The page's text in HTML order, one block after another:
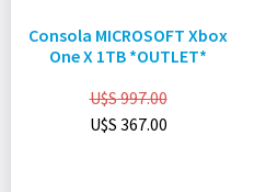
Consola MICROSOFT Xbox
One X 1TB *OUTLET*
U$S997.00
U$S 367.00